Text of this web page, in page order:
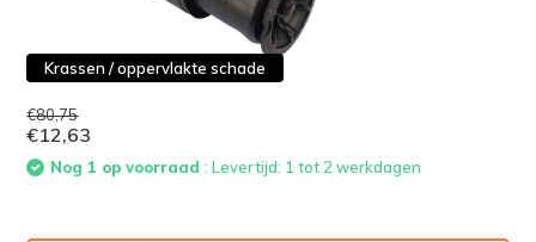
Krassen / oppervlakte schade
€80,75
€12,63
Nog 1 op voorraad: Levertijd: 1 tot 2 werkdagen